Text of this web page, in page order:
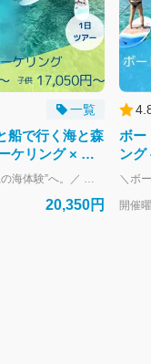
一覧
船で行く海と森
ケリング × マ
＼ビーチでは届かない、“ひとつ上の海体験”へ。／ 午前はSUPクルーズと2ポイントシュノーケリングを組み合わせたアクティブコースです。 透明度の高い沖のポイントで、 開放感あふれるSUP体験と、魚影の濃いエリアでの本格シュノーケリング。 浅瀬だけでは物足りない方におすすめの内容です。 午後はマングローブカヌーで静かな水面を進み、 巨大モダマの森と滝を巡る“冒険の森”へ。 海だけで終わらない。 森まで入り込むからこそ、奄美の自然を立体的に体感できます。 このプランの特徴 ✔ ボートで沖のベストポイントへアクセス ✔ SUPクルーズと2ポイントシュノーケリング ✔ マングローブ原生林をカヌーで探検 ✔ モダマ自生地と滝を巡るトレッキング ✔ 1枠1組中心の少人数制で安心 「SUPもシュノーケルも両方楽しみたい」 「ビーチエントリーでは物足りない」 「海も森も1日でしっかり体験したい」 そんな方に向けた、奄美の“海×森”フルパッケージです。
20,350円
ボー
ング
開催